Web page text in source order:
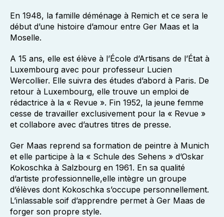
En 1948, la famille déménage à Remich et ce sera le
début d’une histoire d’amour entre Ger Maas et la
Moselle.
A 15 ans, elle est élève à l’École d’Artisans de l’État à
Luxembourg avec pour professeur Lucien
Wercollier. Elle suivra des études d’abord à Paris. De
retour à Luxembourg, elle trouve un emploi de
rédactrice à la « Revue ». Fin 1952, la jeune femme
cesse de travailler exclusivement pour la « Revue »
et collabore avec d’autres titres de presse.
Ger Maas reprend sa formation de peintre à Munich
et elle participe à la « Schule des Sehens » d’Oskar
Kokoschka à Salzbourg en 1961. En sa qualité
d’artiste professionnelle,elle intègre un groupe
d’élèves dont Kokoschka s’occupe personnellement.
L’inlassable soif d’apprendre permet à Ger Maas de
forger son propre style.